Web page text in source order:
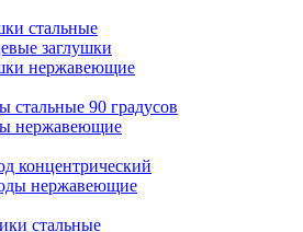
стальные
заглушки
нержавеющие
стальные 90 градусов
нержавеющие
концентрический
нержавеющие
стальные